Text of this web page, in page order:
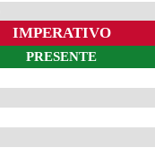
IMPERATIVO
PRESENTE